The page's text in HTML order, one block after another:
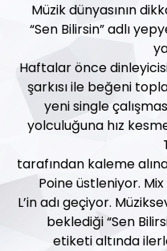
Müzik dünyasının
“Sen Bilirsin” adlı
Haftalar önce
şarkısı ile beğeni
yeni single
yolculuğuna hız
tarafından kaleme
Poine üstleniyor.
L’in adı geçiyor.
beklediği “Sen
etiketi altında